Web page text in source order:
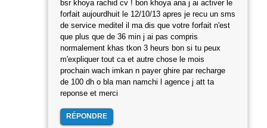
bsr khoya rachid cv ! bon khoya ana j ai activer le
forfait aujourdhuit le 12/10/13 apres je recu un sms
de service meditel il ma dis que votre forfait n'est
que plus que de 36 min j ai pas compris
normalement khas tkon 3 heurs bon si tu peux
m'expliquer tout ca et autre chose le mois
prochain wach imkan n payer ghire par recharge
de 100 dh o bla man namchi l agence j att ta
reponse et merci
RÉPONDRE